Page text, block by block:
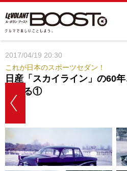
2017/04/19 20:30
これが日本のスポーツセダン！
日産「スカイライン」の60
り返る①